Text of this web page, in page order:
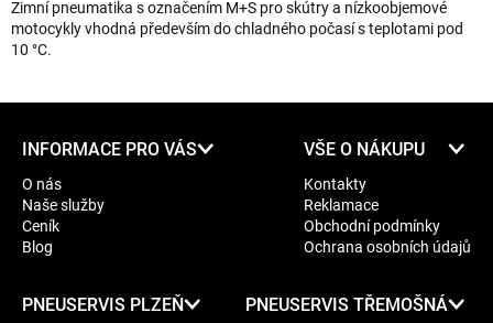
Zimní pneumatika s označením M+S pro skútry a nízkoobjemové
motocykly vhodná především do chladného počasí s teplotami pod
10 °C.
INFORMACE PRO VÁS
O nás
Naše služby
Ceník
Blog
VŠE O NÁKUPU
Kontakty
Reklamace
Obchodní podmínky
Ochrana osobních údajů
PNEUSERVIS PLZEŇ PNEUSERVIS TŘEMOŠNÁ